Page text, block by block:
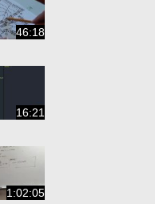
46:18
16:21
1:02:05